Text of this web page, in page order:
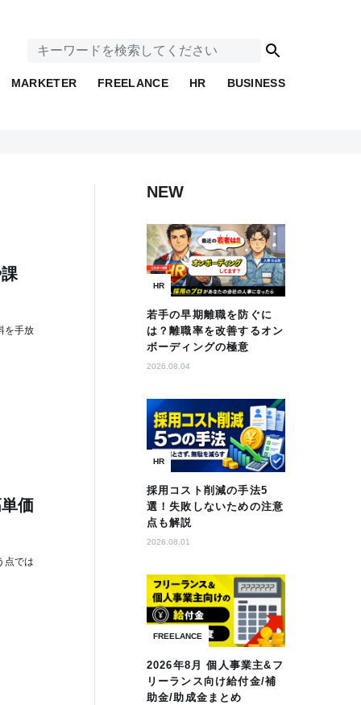
MARKETER FREELANCE HR BUSINESS
を手放
価
点では
NEW
HR
若手の早期離職を防ぐに
は？離職率を改善するオン
ボーディングの極意
2026.08.04
HR
採用コスト削減の手法5
選！失敗しないための注意
点も解説
2026.08.01
FREELANCE
2026年8月 個人事業主&フ
リーランス向け給付金/補
助金/助成金まとめ